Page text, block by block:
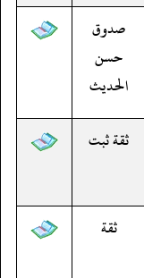
صدوق
حسن
الحديث
ثقة ثبت
ثقة